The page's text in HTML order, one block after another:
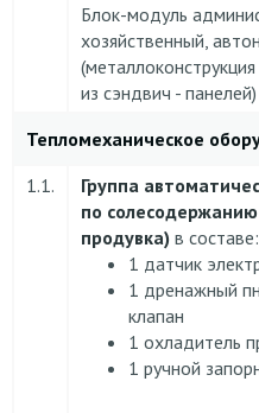
Блок-модуль
хозяйственный,
из сэндвич - панелей)
Тепломеханическое
1.1.
Группа
по
продувка) в составе:
1 датчик
1 дренажный
клапан
1 охладитель
1 ручной